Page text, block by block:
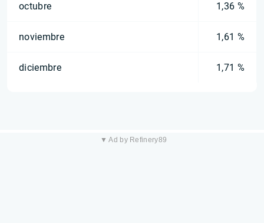
octubre 1,36 %
noviembre 1,61 %
diciembre 1,71 %
▼ Ad by Refinery89